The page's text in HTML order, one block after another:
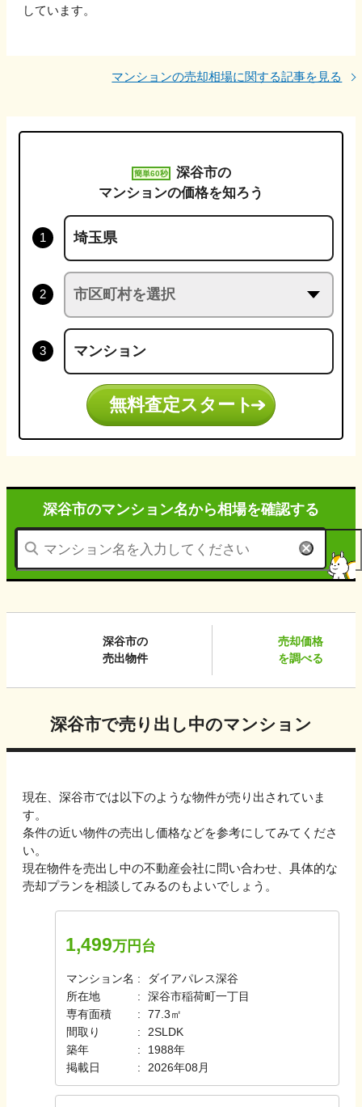
しています。
マンションの売却相場に関する記事を見る
簡単60秒 深谷市の
マンションの価格を知ろう
無料査定スタート
深谷市のマンション名から相場を確認する
深谷市の
売出物件
売却価格
を調べる
深谷市で売り出し中のマンション
現在、 深谷市では以下のような物件が売り出されていま
す。
条件の近い物件の売出し価格などを参考にしてみてくださ
い。
現在物件を売出し中の不動産会社に問い合わせ、具体的な
売却プランを相談してみるのもよいでしょう。
1,499万円台
マンション名
ダイアパレス深谷
所在地
深谷市稲荷町一丁目
専有面積
77.3㎡
間取り
2SLDK
築年
1988年
掲載日
2026年08月